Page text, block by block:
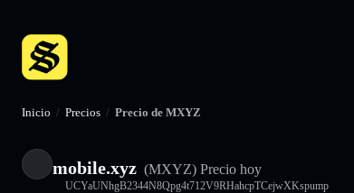
Inicio / Precios / Precio de MXYZ
mobile.xyz (MXYZ) Precio hoy
UCYaUNhgB2344N8Qpg4t712V9RHahcpTCejwXKspump